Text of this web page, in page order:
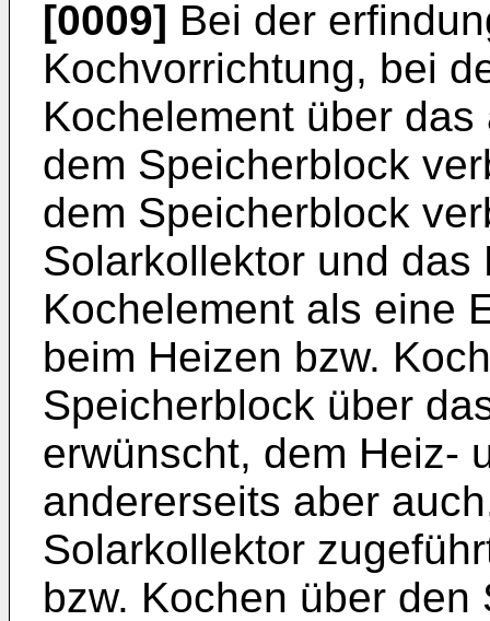
[0009] Bei der
Kochvorrichtung, bei
Kochelement über
dem Speicherblock
dem Speicherblock
Solarkollektor und das
Kochelement als eine
beim Heizen bzw.
Speicherblock über
erwünscht, dem Heiz-
andererseits aber
Solarkollektor
bzw. Kochen über